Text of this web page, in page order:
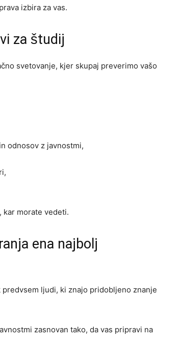
prava izbira za vas.
za študij
svetovanje, kjer skupaj preverimo vašo
odnosov z javnostmi,
kar morate vedeti.
ena najbolj
ljudi, ki znajo pridobljeno znanje
zasnovan tako, da vas pripravi na